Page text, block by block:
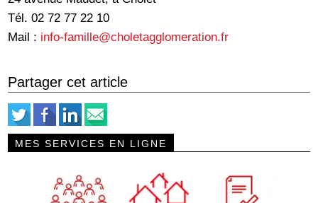
Tél. 02 72 77 22 10
Mail : info-famille@choletagglomeration.fr
Partager cet article
MES SERVICES EN LIGNE